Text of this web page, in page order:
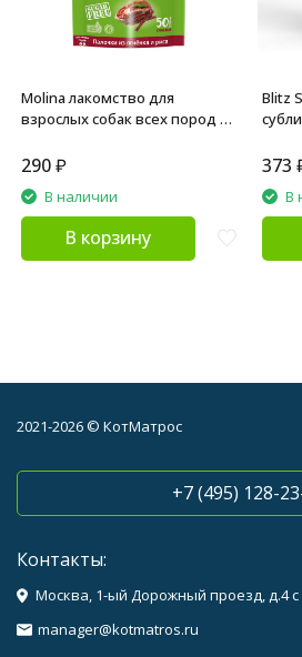
Molina лакомство для
взрослых собак всех пород и
и риса" - 50 г
290₽
В наличии
В корзину
Blitz
373
В
2021-2026 © КотМатрос
+7 (495) 128-
Контакты:
Москва, 1-ый Дорожный проезд, д.4 с
manager@kotmatros.ru